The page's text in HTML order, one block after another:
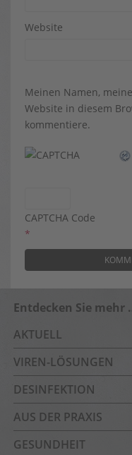
Website
Meinen Namen,
Website in diesem
kommentiere.
CAPTCHA Code
*
Entdecken Sie mehr
AKTUELL
VIREN-LÖSUNGEN
DESINFEKTION
AUS DER PRAXIS
GESUNDHEIT